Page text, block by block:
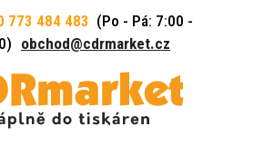
773 484 483 (Po - Pá: 7:00 -
obchod@cdrmarket.cz